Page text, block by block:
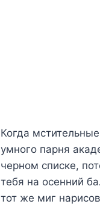
Когда
умного парня
черном списке,
тебя на осенний
тот же миг